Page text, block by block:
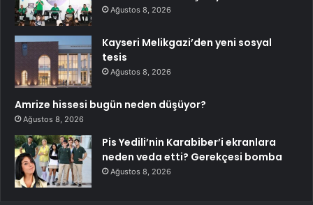
Ağustos 8, 2026
Kayseri Melikgazi’den yeni sosyal
tesis
Ağustos 8, 2026
Amrize hissesi bugün neden düşüyor?
Ağustos 8, 2026
Pis Yedili’nin Karabiber’i ekranlara
neden veda etti? Gerekçesi bomba
Ağustos 8, 2026